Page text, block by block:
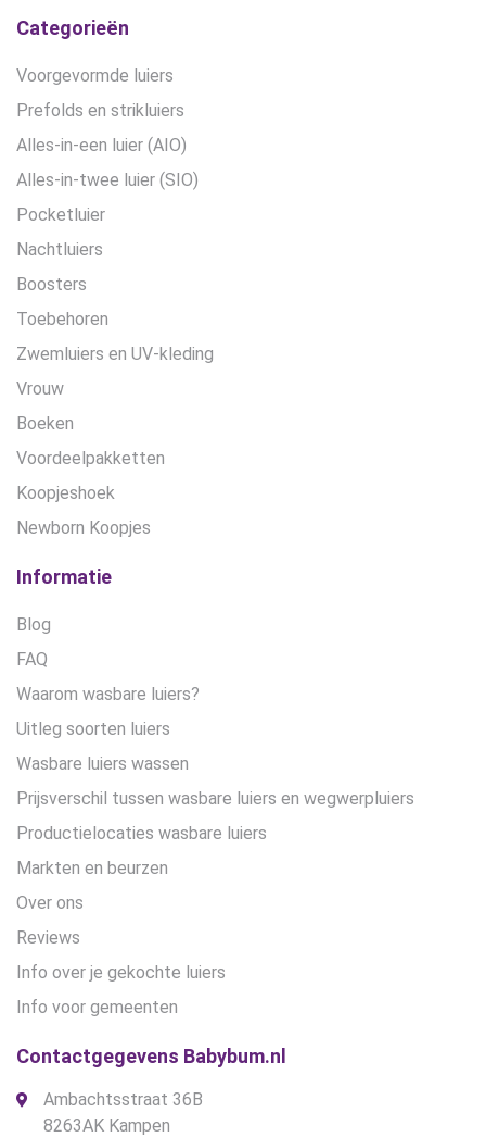
Categorieën
Voorgevormde luiers
Prefolds en strikluiers
Alles-in-een luier (AIO)
Alles-in-twee luier (SIO)
Pocketluier
Nachtluiers
Boosters
Toebehoren
Zwemluiers en UV-kleding
Vrouw
Boeken
Voordeelpakketten
Koopjeshoek
Newborn Koopjes
Informatie
Blog
FAQ
Waarom wasbare luiers?
Uitleg soorten luiers
Wasbare luiers wassen
Prijsverschil tussen wasbare luiers en wegwerpluiers
Productielocaties wasbare luiers
Markten en beurzen
Over ons
Reviews
Info over je gekochte luiers
Info voor gemeenten
Contactgegevens Babybum.nl
Ambachtsstraat 36B
8263AK Kampen